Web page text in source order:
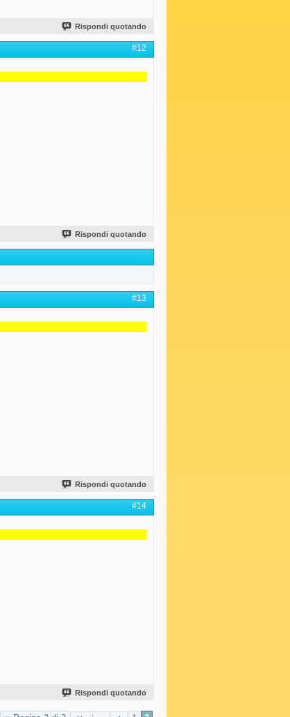
Rispondi quotando
#12
Rispondi quotando
#13
Rispondi quotando
#14
Rispondi quotando